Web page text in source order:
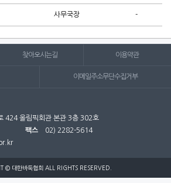
사무국장 -
찾아오시는길 이용약관
이메일주소무단수집거부
424 올림픽회관 본관 3층 302호
팩스
02) 2282-5614
© 대한바둑협회 ALL RIGHTS RESERVED.